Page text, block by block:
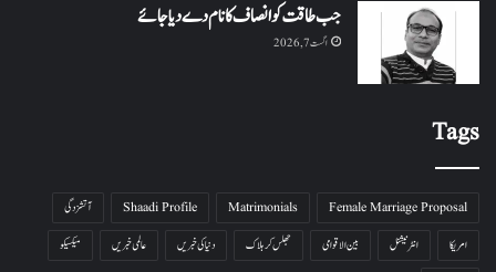
جب طاقت کو انصاف کا نام دے دیا جائے
اگست 7, 2026
Tags
Female Marriage Proposal
Matrimonials
Shaadi Profile
آتشزدگی
امریکا
انٹرنیشنل بین الاقوامی جھلس کر ہلاک دنیا کی خبریں عالمی خبریں
میکسیکو